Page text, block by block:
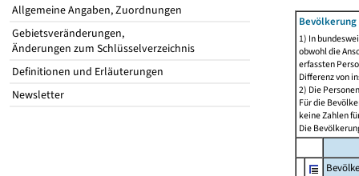
Allgemeine Angaben, Zuordnungen
Gebietsveränderungen,
Änderungen zum Schlüsselverzeichnis
Definitionen und Erläuterungen
Newsletter
1) In
obwohl die
erfassten
Differenz von
2) Die
Für die
keine Zahlen
Die